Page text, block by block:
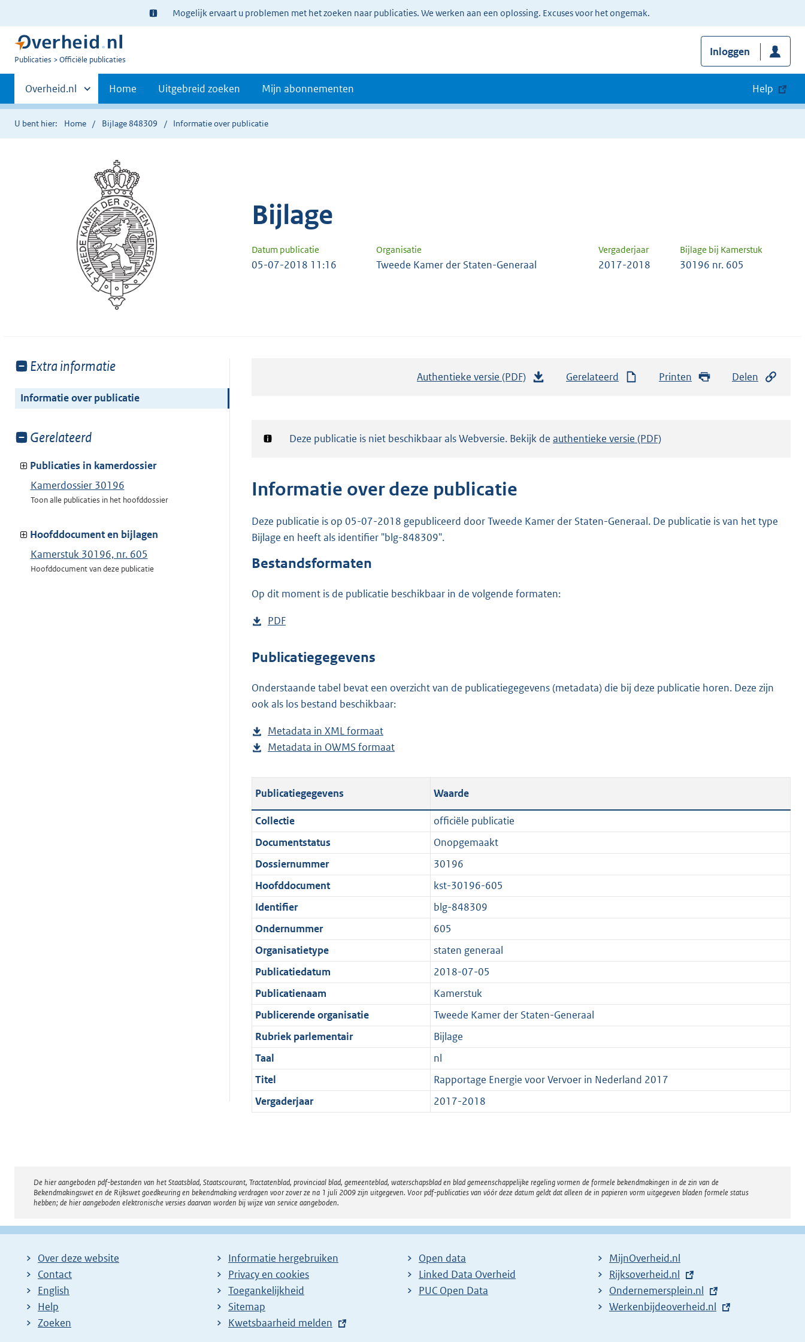
Ter
informatie:
Mogelijk ervaart u problemen met het zoeken naar publicaties. We werken aan een oplossing. Excuses voor het ongemak.
U
Publicaties Officiële publicaties
Inloggen
Primaire
navigatie
Andere
sites
binnen
Overheid.nl Home Uitgebreid zoeken Mijn abonnementen Help
U bent hier: Home Bijlage 848309 Informatie over publicatie
Bijlage
Datum publicatie Organisatie Vergaderjaar Bijlage bij Kamerstuk
05-07-2018 11:16 Tweede Kamer der Staten-Generaal 2017-2018 30196 nr. 605
Toon
van:
Extra informatie
Informatie over publicatie
Toon
van:
Gerelateerd
Publicaties in kamerdossier
Kamerdossier 30196
Toon alle publicaties in het hoofddossier
Hoofddocument en bijlagen
Kamerstuk 30196, nr. 605
Hoofddocument van deze publicatie
Authentieke versie (PDF)
a
r
M
Gerelateerd Printen Delen
Notificatie:
Deze publicatie is niet beschikbaar als Webversie. Bekijk de authentieke versie (PDF)
Informatie over deze publicatie
Deze publicatie is op 05-07-2018 gepubliceerd door Tweede Kamer der Staten-Generaal. De publicatie is van het type
Bijlage en heeft als identifier "blg-848309".
Bestandsformaten
Op dit moment is de publicatie beschikbaar in de volgende formaten:
D
w
l
o
d
p
l
i
c
a
t
i
e
i
n
f
o
r
m
a
a
t
PDF
s
a
n
s
g
o
t
t
e
:
1
,
2
M
b
Publicatiegegevens
Onderstaande tabel bevat een overzicht van de publicatiegegevens (metadata) die bij deze publicatie horen. Deze zijn
ook als los bestand beschikbaar:
Metadata in XML formaat
e
t
n
r
t
K
Metadata in OWMS formaat
s
a
g
t
1
Publicatiegegevens Waarde
Collectie
officiële publicatie
Documentstatus
Onopgemaakt
Dossiernummer
30196
Hoofddocument
kst-30196-605
Identifier
blg-848309
Ondernummer
605
Organisatietype
staten generaal
Publicatiedatum
2018-07-05
Publicatienaam
Kamerstuk
Publicerende organisatie
Tweede Kamer der Staten-Generaal
Rubriek parlementair
Bijlage
Taal
nl
Titel
Rapportage Energie voor Vervoer in Nederland 2017
Vergaderjaar
2017-2018
Disclaimer
De hier aangeboden pdf-bestanden van het Staatsblad, Staatscourant, Tractatenblad, provinciaal blad, gemeenteblad, waterschapsblad en blad gemeenschappelijke regeling vormen de formele bekendmakingen in de zin van de
Bekendmakingswet en de Rijkswet goedkeuring en bekendmaking verdragen voor zover ze na 1 juli 2009 zijn uitgegeven. Voor pdf-publicaties van vóór deze datum geldt dat alleen de in papieren vorm uitgegeven bladen formele status
hebben; de hier aangeboden elektronische versies daarvan worden bij wijze van service aangeboden.
Over deze website
Contact
English
Help
Zoeken
Informatie hergebruiken
Privacy en cookies
Toegankelijkheid
Sitemap
E
Kwetsbaarheid melden
Open data
Linked Data Overheid
PUC Open Data
MijnOverheid.nl
E
x
t
Rijksoverheid.nl
E
x
Ondernemersplein.nl
E
Werkenbijdeoverheid.nl